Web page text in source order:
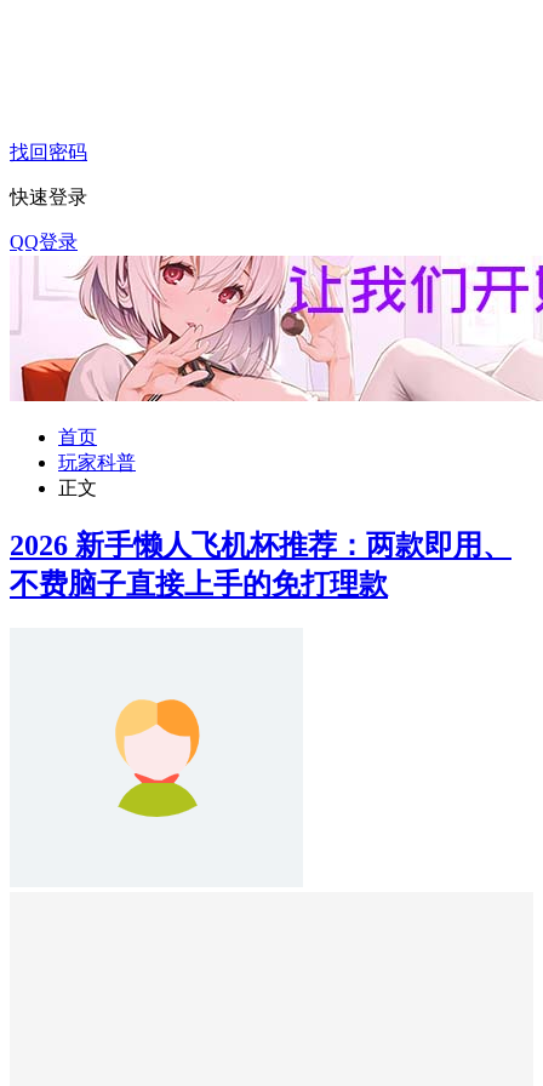
找回密码
快速登录
QQ登录
首页
玩家科普
正文
2026 新手懒人飞机杯推荐：两款即用、
不费脑子直接上手的免打理款